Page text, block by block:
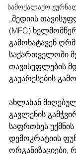
სამოქალაქო
„მედიის
(MFC)
გამოხატავენ
საქართველოში
თავისუფლების
გაუარესების
ახლახან
გავლენის
საფრთხეს
დემოკრატიის
ორგანიზაციები,